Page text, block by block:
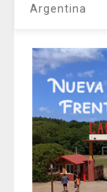
Argentina